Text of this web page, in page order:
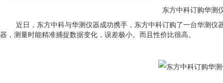
东方中科订购华测
近日 ，东方中科与华测仪器成功携手，东方中科订购了一台华测
器，测量时能精准捕捉数据变化，误差极小。而且性价比很高。